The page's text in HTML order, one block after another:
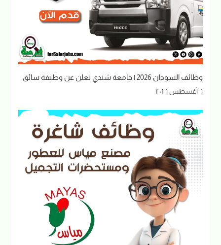
وظائف السودان 2026 | جامعة شندي تعلن عن وظيفة سائق
٦ أغسطس ٢٠٢٦